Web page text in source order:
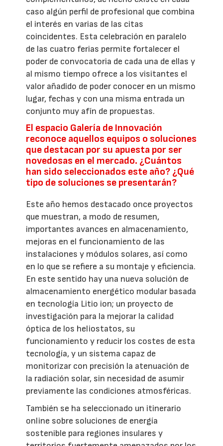
caso algún perfil de profesional que combina
el interés en varias de las citas
coincidentes. Esta celebración en paralelo
de las cuatro ferias permite fortalecer el
poder de convocatoria de cada una de ellas y
al mismo tiempo ofrece a los visitantes el
valor añadido de poder conocer en un mismo
lugar, fechas y con una misma entrada un
conjunto muy afín de propuestas.
El espacio Galería de Innovación
reconoce aquellos equipos o soluciones
que destacan por su apuesta por ser
novedosas en el mercado. ¿Cuántos
han sido seleccionados este año? ¿Qué
tipo de soluciones se presentarán?
Este año hemos destacado once proyectos
que muestran, a modo de resumen,
importantes avances en almacenamiento,
mejoras en el funcionamiento de las
instalaciones y módulos solares, así como
en lo que se refiere a su montaje y eficiencia.
En este sentido hay una nueva solución de
almacenamiento energético modular basada
en tecnología Litio ion; un proyecto de
investigación para la mejorar la calidad
óptica de los heliostatos, su
funcionamiento y reducir los costes de esta
tecnología, y un sistema capaz de
monitorizar con precisión la atenuación de
la radiación solar, sin necesidad de asumir
previamente las condiciones atmosféricas.
También se ha seleccionado un itinerario
online sobre soluciones de energía
sostenible para regiones insulares y